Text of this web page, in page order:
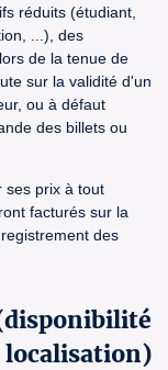
réduits (étudiant,
...), des
de la tenue de
sur la validité d'un
ou à défaut
des billets ou
ses prix à tout
facturés sur la
des
localisation)